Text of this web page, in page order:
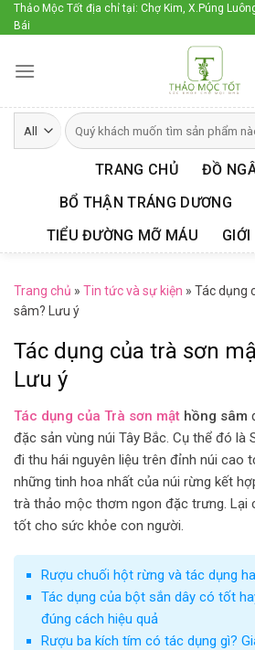
Skip
to
Thảo Mộc Tốt địa chỉ tại: Chợ Kim, X.Púng
Bái
TRANG CHỦ
ĐỒ
BỔ THẬN TRÁNG DƯƠNG
TIỂU ĐƯỜNG MỠ MÁU
GIỚI
Trang chủ » Tin tức và sự kiện » Tác dụng
sâm? Lưu ý
Tác dụng của trà sơn
Lưu ý
Tác dụng của Trà sơn mật hồng sâm
đặc sản vùng núi Tây Bắc. Cụ thể đó là
đi thu hái nguyên liệu trên đỉnh núi cao
những tinh hoa nhất của núi rừng kết
trà thảo mộc thơm ngon đặc trưng. Lại
tốt cho sức khỏe con người.
Rượu chuối hột rừng và tác dụng
Tác dụng của bột sắn dây có tốt
đúng cách hiệu quả
Rượu ba kích tím có tác dụng gì?